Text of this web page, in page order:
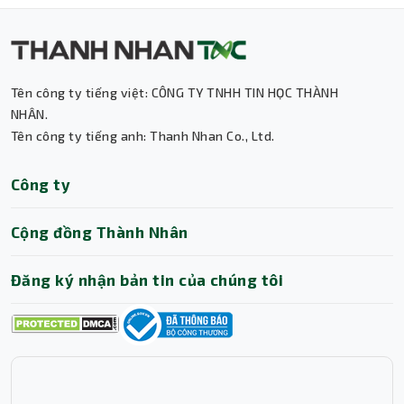
Tên công ty tiếng việt: CÔNG TY TNHH TIN HỌC THÀNH
NHÂN.
Tên công ty tiếng anh: Thanh Nhan Co., Ltd.
Công ty
Cộng đồng Thành Nhân
Đăng ký nhận bản tin của chúng tôi